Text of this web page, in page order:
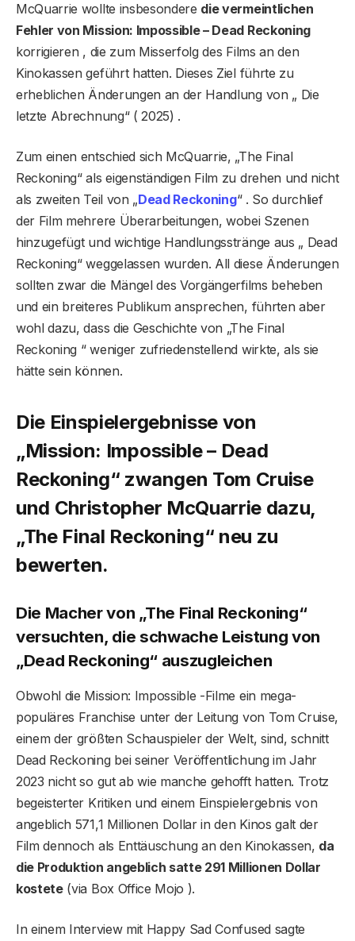
McQuarrie wollte insbesondere die vermeintlichen
Fehler von Mission: Impossible – Dead Reckoning
korrigieren , die zum Misserfolg des Films an den
Kinokassen geführt hatten. Dieses Ziel führte zu
erheblichen Änderungen an der Handlung von „ Die
letzte Abrechnung“ ( 2025) .
Zum einen entschied sich McQuarrie, „The Final
Reckoning“ als eigenständigen Film zu drehen und nicht
als zweiten Teil von „Dead Reckoning“ . So durchlief
der Film mehrere Überarbeitungen, wobei Szenen
hinzugefügt und wichtige Handlungsstränge aus „ Dead
Reckoning“ weggelassen wurden. All diese Änderungen
sollten zwar die Mängel des Vorgängerfilms beheben
und ein breiteres Publikum ansprechen, führten aber
wohl dazu, dass die Geschichte von „The Final
Reckoning “ weniger zufriedenstellend wirkte, als sie
hätte sein können.
Die Einspielergebnisse von
„Mission: Impossible – Dead
Reckoning“ zwangen Tom Cruise
und Christopher McQuarrie dazu,
„The Final Reckoning“ neu zu
bewerten.
Die Macher von „The Final Reckoning“
versuchten, die schwache Leistung von
„Dead Reckoning“ auszugleichen
Obwohl die Mission: Impossible -Filme ein mega-
populäres Franchise unter der Leitung von Tom Cruise,
einem der größten Schauspieler der Welt, sind, schnitt
Dead Reckoning bei seiner Veröffentlichung im Jahr
2023 nicht so gut ab wie manche gehofft hatten. Trotz
begeisterter Kritiken und einem Einspielergebnis von
angeblich 571,1 Millionen Dollar in den Kinos galt der
Film dennoch als Enttäuschung an den Kinokassen, da
die Produktion angeblich satte 291 Millionen Dollar
kostete(via Box Office Mojo ).
In einem Interview mit Happy Sad Confused sagte